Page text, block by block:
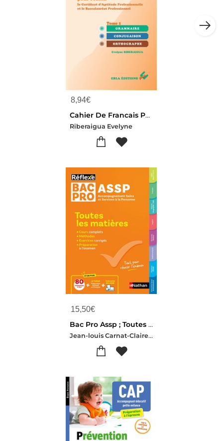
8,94€
Cahier De Francais Pour Reussir Le Cap & Le Bac Pro Tome 1 : Grammaire - Conjugaison - Orthographe
Riberaigua Evelyne
15,50€
Bac Pro Assp ; Toutes Les Matieres ; 2de, 1re, Terminale (edition 2024/2025)
Jean-louis Carnat-Claire Delarocque-Eric Favro-Veronique Gaubert-dereux-Gaelle Girault-Mathilde Irollo